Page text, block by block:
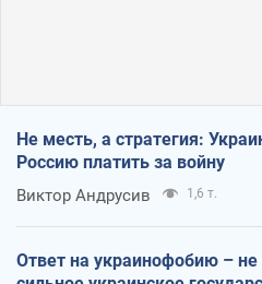
Не месть, а стратегия:
Россию платить за войну
Виктор Андрусив 1,6 т.
Ответ на украинофобию –